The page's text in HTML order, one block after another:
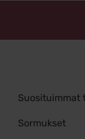
Suosituimmat
Sormukset